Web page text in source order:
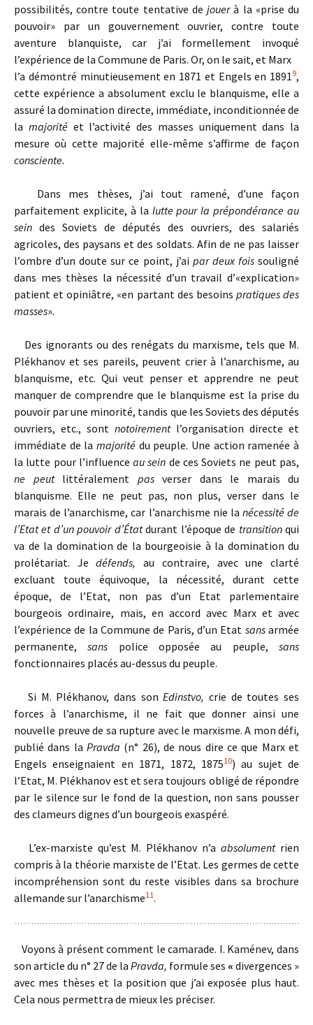
possibilités, contre toute tentative dejouerà la «prise du
pouvoir» par un gouvernement ouvrier, contre toute
aventure blanquiste, car j’ai formellement invoqué
l’expérience de la Commune de Paris. Or, on le sait, et Marx
l’a démontré minutieusement en 1871 et Engels en 18919,
cette expérience a absolument exclu le blanquisme, elle a
assuré la domination directe, immédiate, inconditionnée de
la majorité et l’activité des masses uniquement dans la
mesure où cette majorité elle-même s’affirme de façon
consciente.
Dans mes thèses, j’ai tout ramené, d’une façon
parfaitement explicite, à la lutte pour la prépondérance au
sein des Soviets de députés des ouvriers, des salariés
agricoles, des paysans et des soldats. Afin de ne pas laisser
l’ombre d’un doute sur ce point, j’ai par deux foissouligné
dans mes thèses la nécessité d’un travail d’«explication»
patient et opiniâtre, «en partant des besoins pratiques des
masses».
Des ignorants ou des renégats du marxisme, tels que M.
Plékhanov et ses pareils, peuvent crier à l’anarchisme, au
blanquisme, etc. Qui veut penser et apprendre ne peut
manquer de comprendre que le blanquisme est la prise du
pouvoir par une minorité, tandis que les Soviets des députés
ouvriers, etc., sont notoirement l’organisation directe et
immédiate de la majorité du peuple. Une action ramenée à
la lutte pour l’influenceau sein de ces Soviets ne peut pas,
ne peut littéralement pas verser dans le marais du
blanquisme. Elle ne peut pas, non plus, verser dans le
marais de l’anarchisme, car l’anarchisme nie la nécessité de
l’Etat et d’un pouvoir d’Étatdurant l’époque de transitionqui
va de la domination de la bourgeoisie à la domination du
prolétariat. Jedéfends,au contraire, avec une clarté
excluant toute équivoque, la nécessité, durant cette
époque, de l’Etat, non pas d’un Etat parlementaire
bourgeois ordinaire, mais, en accord avec Marx et avec
l’expérience de la Commune de Paris, d’un Etat sansarmée
permanente,sans police opposée au peuple,sans
fonctionnaires placés au-dessus du peuple.
Si M. Plékhanov, dans sonEdinstvo,crie de toutes ses
forces à l’anarchisme, il ne fait que donner ainsi une
nouvelle preuve de sa rupture avec le marxisme. A mon défi,
publié dans la Pravda (n° 26), de nous dire ce que Marx et
Engels enseignaient en 1871, 1872, 187510) au sujet de
l’Etat, M. Plékhanov est et sera toujours obligé de répondre
par le silence sur le fond de la question, non sans pousser
des clameurs dignes d’un bourgeois exaspéré.
L’ex-marxiste qu’est M. Plékhanov n’aabsolument rien
compris à la théorie marxiste de l’Etat. Les germes de cette
incompréhension sont du reste visibles dans sa brochure
allemande sur l’anarchisme11.
Voyons à présent comment le camarade. I. Kaménev, dans
son article du n° 27 de la Pravda, formule ses « divergences »
avec mes thèses et la position que j’ai exposée plus haut.
Cela nous permettra de mieux les préciser.